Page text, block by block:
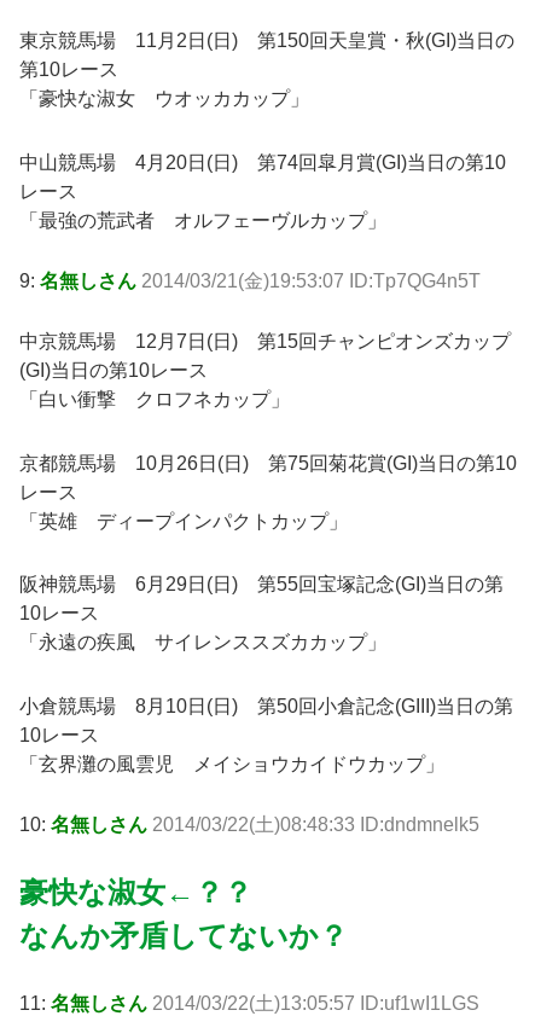
東京競馬場 11月2日(日) 第150回天皇賞・秋(GI)当日の
第10レース
「豪快な淑女 ウオッカカップ」
中山競馬場 4月20日(日) 第74回皐月賞(GI)当日の第10
レース
「最強の荒武者 オルフェーヴルカップ」
9: 名無しさん 2014/03/21(金)19:53:07 ID:Tp7QG4n5T
中京競馬場 12月7日(日) 第15回チャンピオンズカップ
(GI)当日の第10レース
「白い衝撃 クロフネカップ」
京都競馬場 10月26日(日) 第75回菊花賞(GI)当日の第10
レース
「英雄 ディープインパクトカップ」
阪神競馬場 6月29日(日) 第55回宝塚記念(GI)当日の第
10レース
「永遠の疾風 サイレンススズカカップ」
小倉競馬場 8月10日(日) 第50回小倉記念(GIII)当日の第
10レース
「玄界灘の風雲児 メイショウカイドウカップ」
10: 名無しさん 2014/03/22(土)08:48:33 ID:dndmnelk5
豪快な淑女←？？
なんか矛盾してないか？
11: 名無しさん 2014/03/22(土)13:05:57 ID:uf1wI1LGS